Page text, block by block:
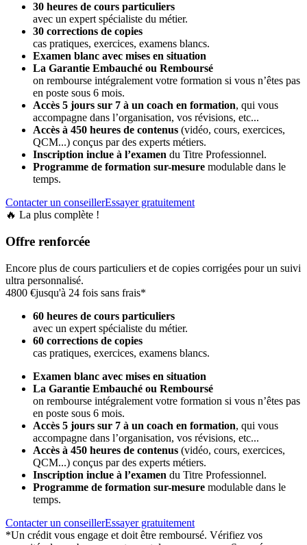
30 heures de cours particuliers
avec un expert spécialiste du métier.
30 corrections de copies
cas pratiques, exercices, examens blancs.
Examen blanc avec mises en situation
La Garantie Embauché ou Remboursé
on rembourse intégralement votre formation si vous n’êtes pas
en poste sous 6 mois.
Accès 5 jours sur 7 à un coach en formation, qui vous
accompagne dans l’organisation, vos révisions, etc...
Accès à 450 heures de contenus (vidéo, cours, exercices,
QCM...) conçus par des experts métiers.
Inscription inclue à l’examen du Titre Professionnel.
Programme de formation sur-mesure modulable dans le
temps.
Contacter un conseillerEssayer gratuitement
🔥 La plus complète !
Offre renforcée
Encore plus de cours particuliers et de copies corrigées pour un suivi
ultra personnalisé.
4800 €jusqu'à 24 fois sans frais*
60 heures de cours particuliers
avec un expert spécialiste du métier.
60 corrections de copies
cas pratiques, exercices, examens blancs.
Examen blanc avec mises en situation
La Garantie Embauché ou Remboursé
on rembourse intégralement votre formation si vous n’êtes pas
en poste sous 6 mois.
Accès 5 jours sur 7 à un coach en formation, qui vous
accompagne dans l’organisation, vos révisions, etc...
Accès à 450 heures de contenus (vidéo, cours, exercices,
QCM...) conçus par des experts métiers.
Inscription inclue à l’examen du Titre Professionnel.
Programme de formation sur-mesure modulable dans le
temps.
Contacter un conseillerEssayer gratuitement
*Un crédit vous engage et doit être remboursé. Vérifiez vos